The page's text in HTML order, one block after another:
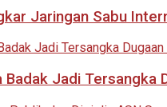
Jaringan Sabu
Badak Jadi Tersangka